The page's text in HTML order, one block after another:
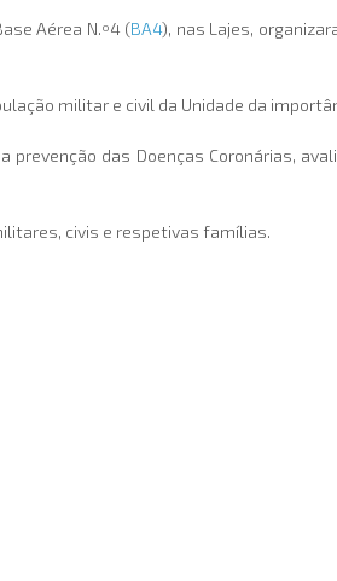
Aérea N.º4 (BA4), nas Lajes,
militar e civil da Unidade da
das Doenças Coronárias,
civis e respetivas famílias.